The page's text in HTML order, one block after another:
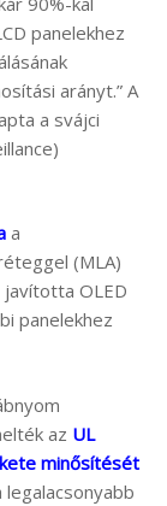
panelekhez
arányt.” A
a svájci
a
(MLA)
OLED
panelekhez
az UL
minősítését